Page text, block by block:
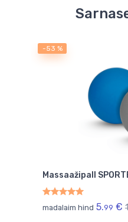
-53 %
Massaažipall
madalaim hind 5.99 €